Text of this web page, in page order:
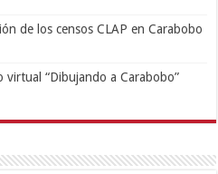
de los censos CLAP en Carabobo
virtual “Dibujando a Carabobo”